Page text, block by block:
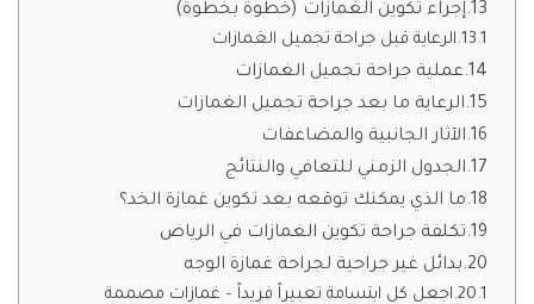
إجراء تكوين الغمازات (خطوة بخطوة)
الرعاية قبل جراحة تجميل الغمازات
عملية جراحة تجميل الغمازات
الرعاية ما بعد جراحة تجميل الغمازات
الآثار الجانبية والمضاعفات
الجدول الزمني للتعافي والنتائج
ما الذي يمكنك توقعه بعد تكوين غمازة الخد؟
تكلفة جراحة تكوين الغمازات في الرياض
بدائل غير جراحية لجراحة غمازة الوجه
اجعل كل ابتسامة تعبيراً فريداً – غمازات مصممة